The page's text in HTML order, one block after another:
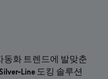
동화 트렌드에 발맞춘
Silver‐Line 도킹 솔루션